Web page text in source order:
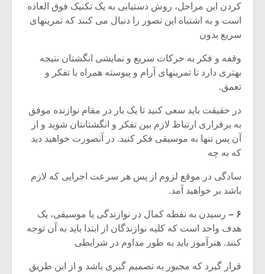
کردن این مراحل، روش دستیابی به یک تکنیک فوق العاده
است و به اشتباه این تصور را دنبال می کنند که تمرینهای
سریع بدون
وقفه و فکر به حرکات سریع و نمایشی انگشتان نتیجه
بهتری دارد تا تمرینهای آرام و پیوسته همراه با تفکر و
تعمق.
در حقیقت باید سعی کنید تا یک بار در مقام نوازنده موفق
به برقراری ارتباط لازم بین تفکر و انگشتانتان شوید و از
آن پس تنها به موسیقی فکر کنید. در آنصورت خواهید دید
که به چه
سادگی در موقع لزوم از پس هر سرعت اجرایی که لازم
باشد بر خواهید آمد.
۶ –
رسیدن به نقطه کمال در نوازندگی یا موسیقی، یک
هدف واحد است که کلیه نوازندگان از ابتدا باید به آن توجه
کنند. هنرآموز باید به طور مداوم در شرایطی
قرار گیرد که مجبور به تصمیم گیری باشد و از این طریق